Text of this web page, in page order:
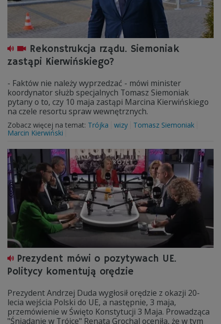
Rekonstrukcja rządu. Siemoniak
zastąpi Kierwińskiego?
- Faktów nie należy wyprzedzać - mówi minister
koordynator służb specjalnych Tomasz Siemoniak
pytany o to, czy 10 maja zastąpi Marcina Kierwińskiego
na czele resortu spraw wewnętrznych.
Zobacz więcej na temat: Trójka wizy
Tomasz Siemoniak
Marcin Kierwiński
Prezydent mówi o pozytywach UE.
Politycy komentują orędzie
Prezydent Andrzej Duda wygłosił orędzie z okazji 20-
lecia wejścia Polski do UE, a następnie, 3 maja,
przemówienie w Święto Konstytucji 3 Maja. Prowadząca
"Śniadanie w Trójce" Renata Grochal oceniła, że w tym